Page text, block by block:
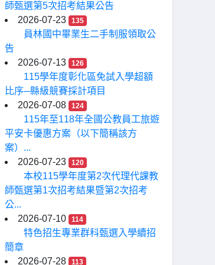
師甄選第5次招考結果公告
2026-07-23
135
員林國中畢業生二手制服領取公
告
2026-07-13
126
115學年度彰化區免試入學超額
比序─縣級競賽採計項目
2026-07-08
124
115年至118年全國公教員工旅遊
平安卡優惠方案（以下簡稱該方
案）...
2026-07-23
120
本校115學年度第2次代理代課教
師甄選第1次招考結果暨第2次招考
公...
2026-07-10
114
特色招生專業群科甄選入學續招
簡章
2026-07-28
113